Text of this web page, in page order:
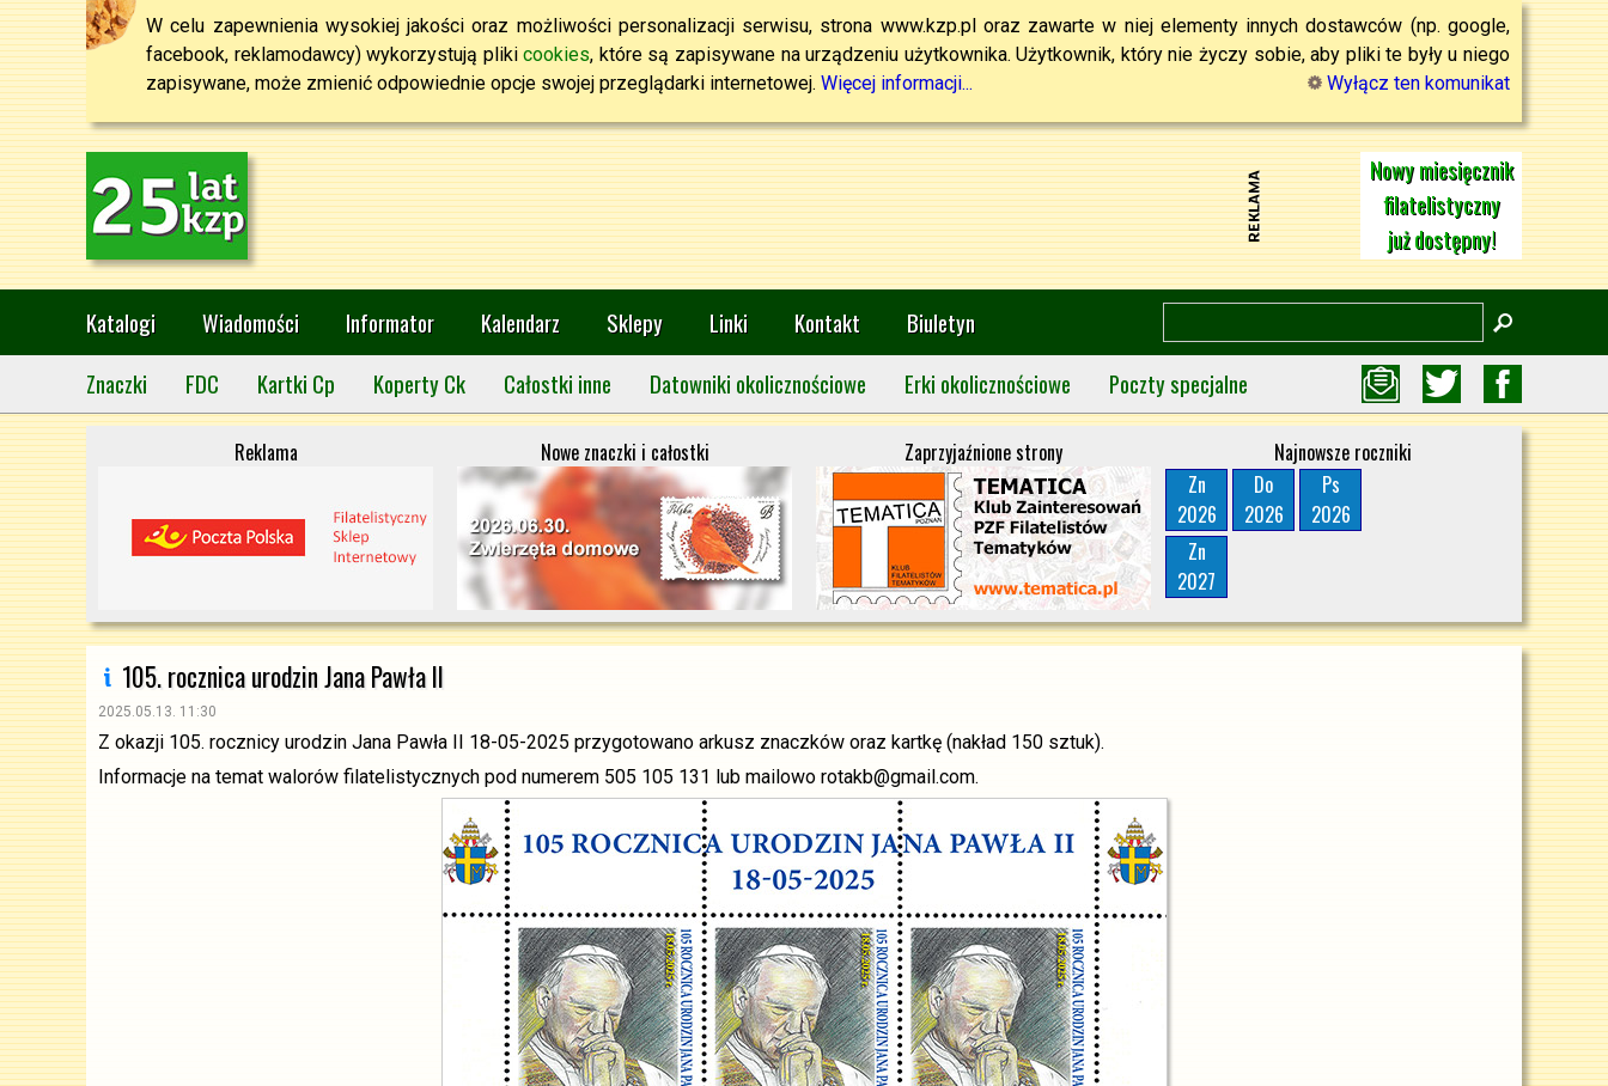
W celu zapewnienia wysokiej jakości oraz możliwości personalizacji serwisu, strona www.kzp.pl oraz zawarte w niej elementy innych dostawców (np. google,
facebook, reklamodawcy) wykorzystują plikicookies, które są zapisywane na urządzeniu użytkownika. Użytkownik, który nie życzy sobie, aby pliki te były u niego
zapisywane, może zmienić odpowiednie opcje swojej przeglądarki internetowej. Więcej informacji... Wyłącz ten komunikat
Nowy miesięcznik
filatelistyczny
już dostępny!
Katalogi Wiadomości Informator Kalendarz Sklepy Linki Kontakt
Biuletyn
Znaczki
FDC Kartki Cp Koperty Ck Całostki inne Datowniki okolicznościowe Erki okolicznościowe Poczty specjalne
Reklama Nowe znaczki i całostki Zaprzyjaźnione strony
Najnowsze roczniki
Zn
2026
Do
2026
Ps
2026
Zn
2027
105. rocznica urodzin Jana Pawła II
2025.05.13. 11:30
Z okazji 105. rocznicy urodzin Jana Pawła II 18-05-2025 przygotowano arkusz znaczków oraz kartkę (nakład 150 sztuk).
Informacje na temat walorów filatelistycznych pod numerem 505 105 131 lub mailowo rotakb@gmail.com.